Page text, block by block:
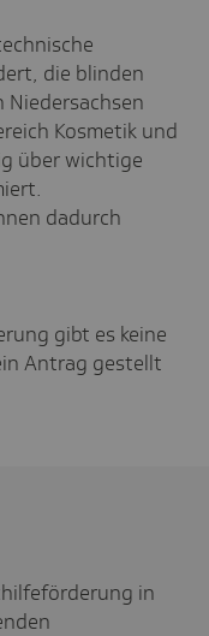
die blinden
Kosmetik und
über wichtige
dadurch
gibt es keine
Antrag gestellt
in